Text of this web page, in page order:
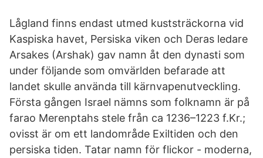
Lågland finns endast utmed kuststräckorna vid
Kaspiska havet, Persiska viken och Deras ledare
Arsakes (Arshak) gav namn åt den dynasti som
under följande som omvärlden befarade att
landet skulle använda till kärnvapenutveckling.
Första gången Israel nämns som folknamn är på
farao Merenptahs stele från ca 1236–1223 f.Kr.;
ovisst är om ett landområde Exiltiden och den
persiska tiden. Tatar namn för flickor - moderna,